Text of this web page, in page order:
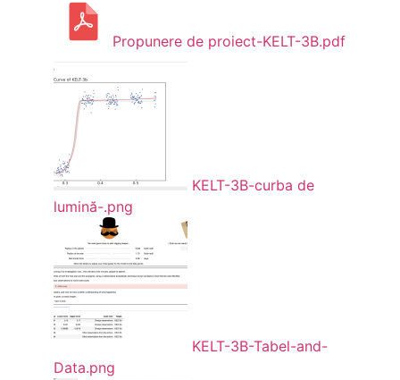
Propunere de proiect-KELT-3B.pdf
KELT-3B-curba de
lumină-.png
KELT-3B-Tabel-and-
Data.png